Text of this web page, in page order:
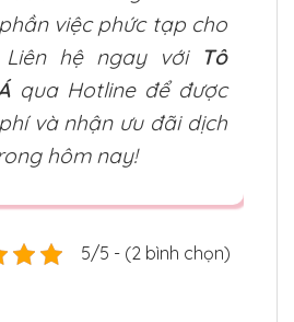
việc phức tạp cho
Liên hệ ngay với Tô
qua Hotline để được
và nhận ưu đãi dịch
hôm nay!
5/5 - (2 bình chọn)